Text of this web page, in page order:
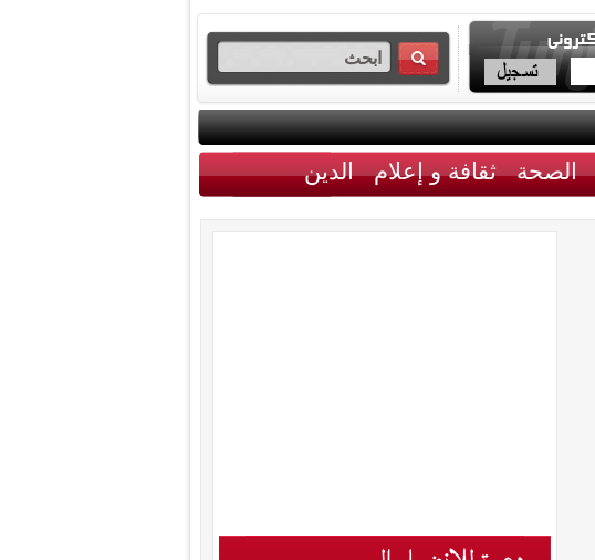
الصحة ثقافة و إعلام الدين